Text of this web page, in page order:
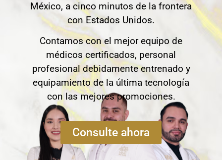
México, a cinco minutos de la frontera
con Estados Unidos.
Contamos con el mejor equipo de
médicos certificados, personal
profesional debidamente entrenado y
equipamiento de la última tecnología
con las mejores promociones.
Consulte ahora